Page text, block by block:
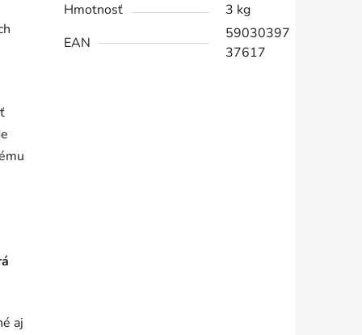
aj
Hmotnosť
3 kg
EAN
59030397
37617